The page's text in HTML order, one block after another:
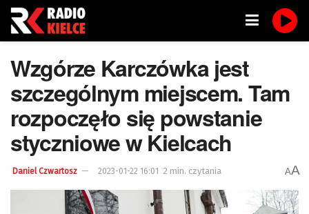
Wzgórze Karczówka jest
szczególnym miejscem. Tam
rozpoczęło się powstanie
styczniowe w Kielcach
Daniel Czwartosz 2023-01-22 16:01 2 min. czytania AA